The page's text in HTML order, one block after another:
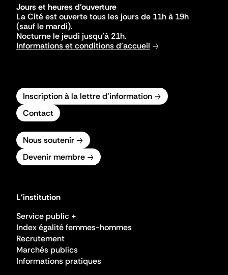
Jours et heures d'ouverture
La Cité est ouverte tous les jours de 11h à 19h
(sauf le mardi).
Nocturne le jeudi jusqu'à 21h.
Informations et conditions d'accueil
Inscription à la lettre d'information
Contact
Nous soutenir
Devenir membre
L'institution
Service public +
Index égalité femmes-hommes
Recrutement
Marchés publics
Informations pratiques